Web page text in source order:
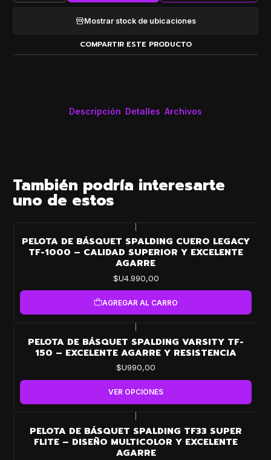
Mostrar stock de ubicaciones
COMPARTIR ESTE PRODUCTO
Descripción Detalles Archivos
También podría interesarte
uno de estos
PELOTA DE BÁSQUET SPALDING CUERO LEGACY
TF-1000 – CALIDAD SUPERIOR Y EXCELENTE
AGARRE
$U4.990,00
AGREGAR AL CARRO
PELOTA DE BÁSQUET SPALDING VARSITY TF-
150 – EXCELENTE AGARRE Y RESISTENCIA
$U990,00
VER OPCIONES
PELOTA DE BÁSQUET SPALDING TF33 SUPER
FLITE – DISEÑO MULTICOLOR Y EXCELENTE
AGARRE